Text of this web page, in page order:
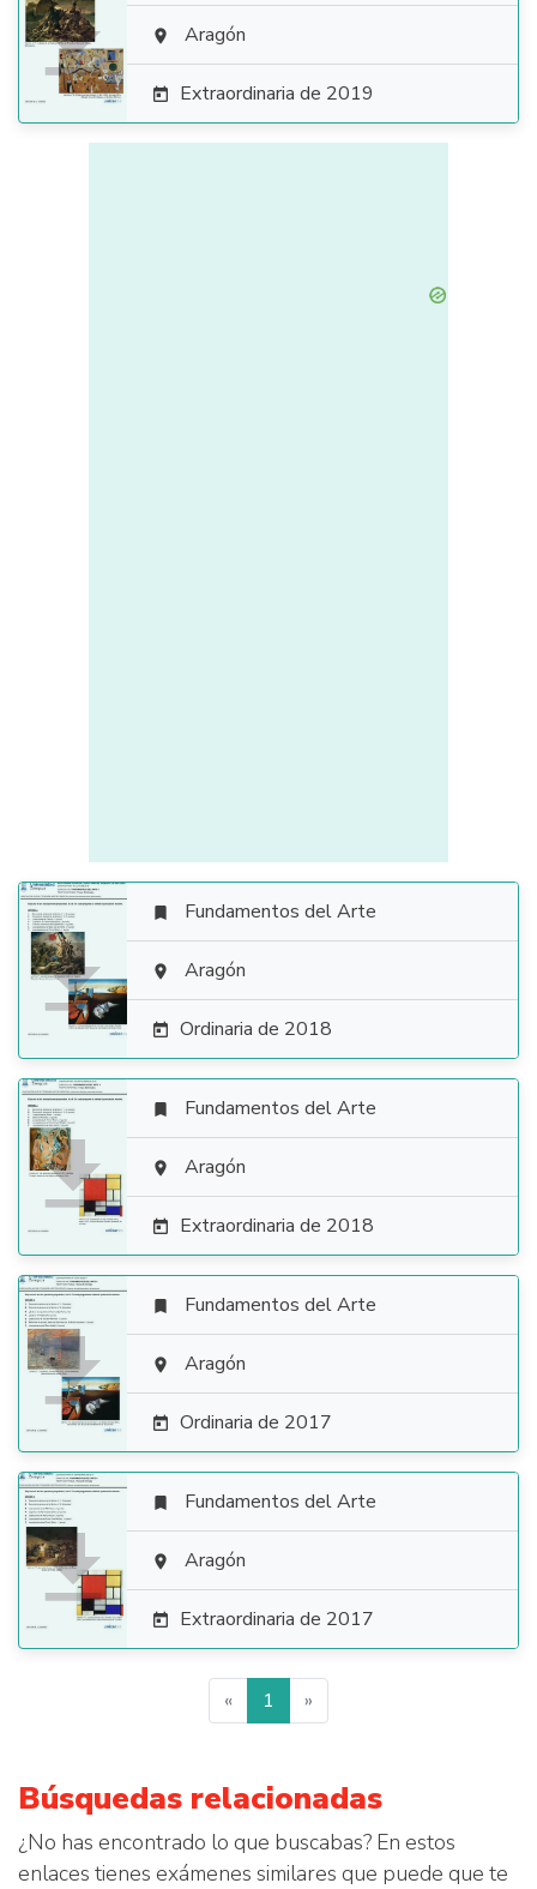
  Aragón
 Extraordinaria de 2019

 Fundamentos del Arte
 Aragón
 Ordinaria de 2018

 Fundamentos del Arte
 Aragón
 Extraordinaria de 2018

 Fundamentos del Arte
 Aragón
 Ordinaria de 2017

 Fundamentos del Arte
 Aragón
 Extraordinaria de 2017
« 1 »
Búsquedas relacionadas
¿No has encontrado lo que buscabas? En estos
enlaces tienes exámenes similares que puede que te